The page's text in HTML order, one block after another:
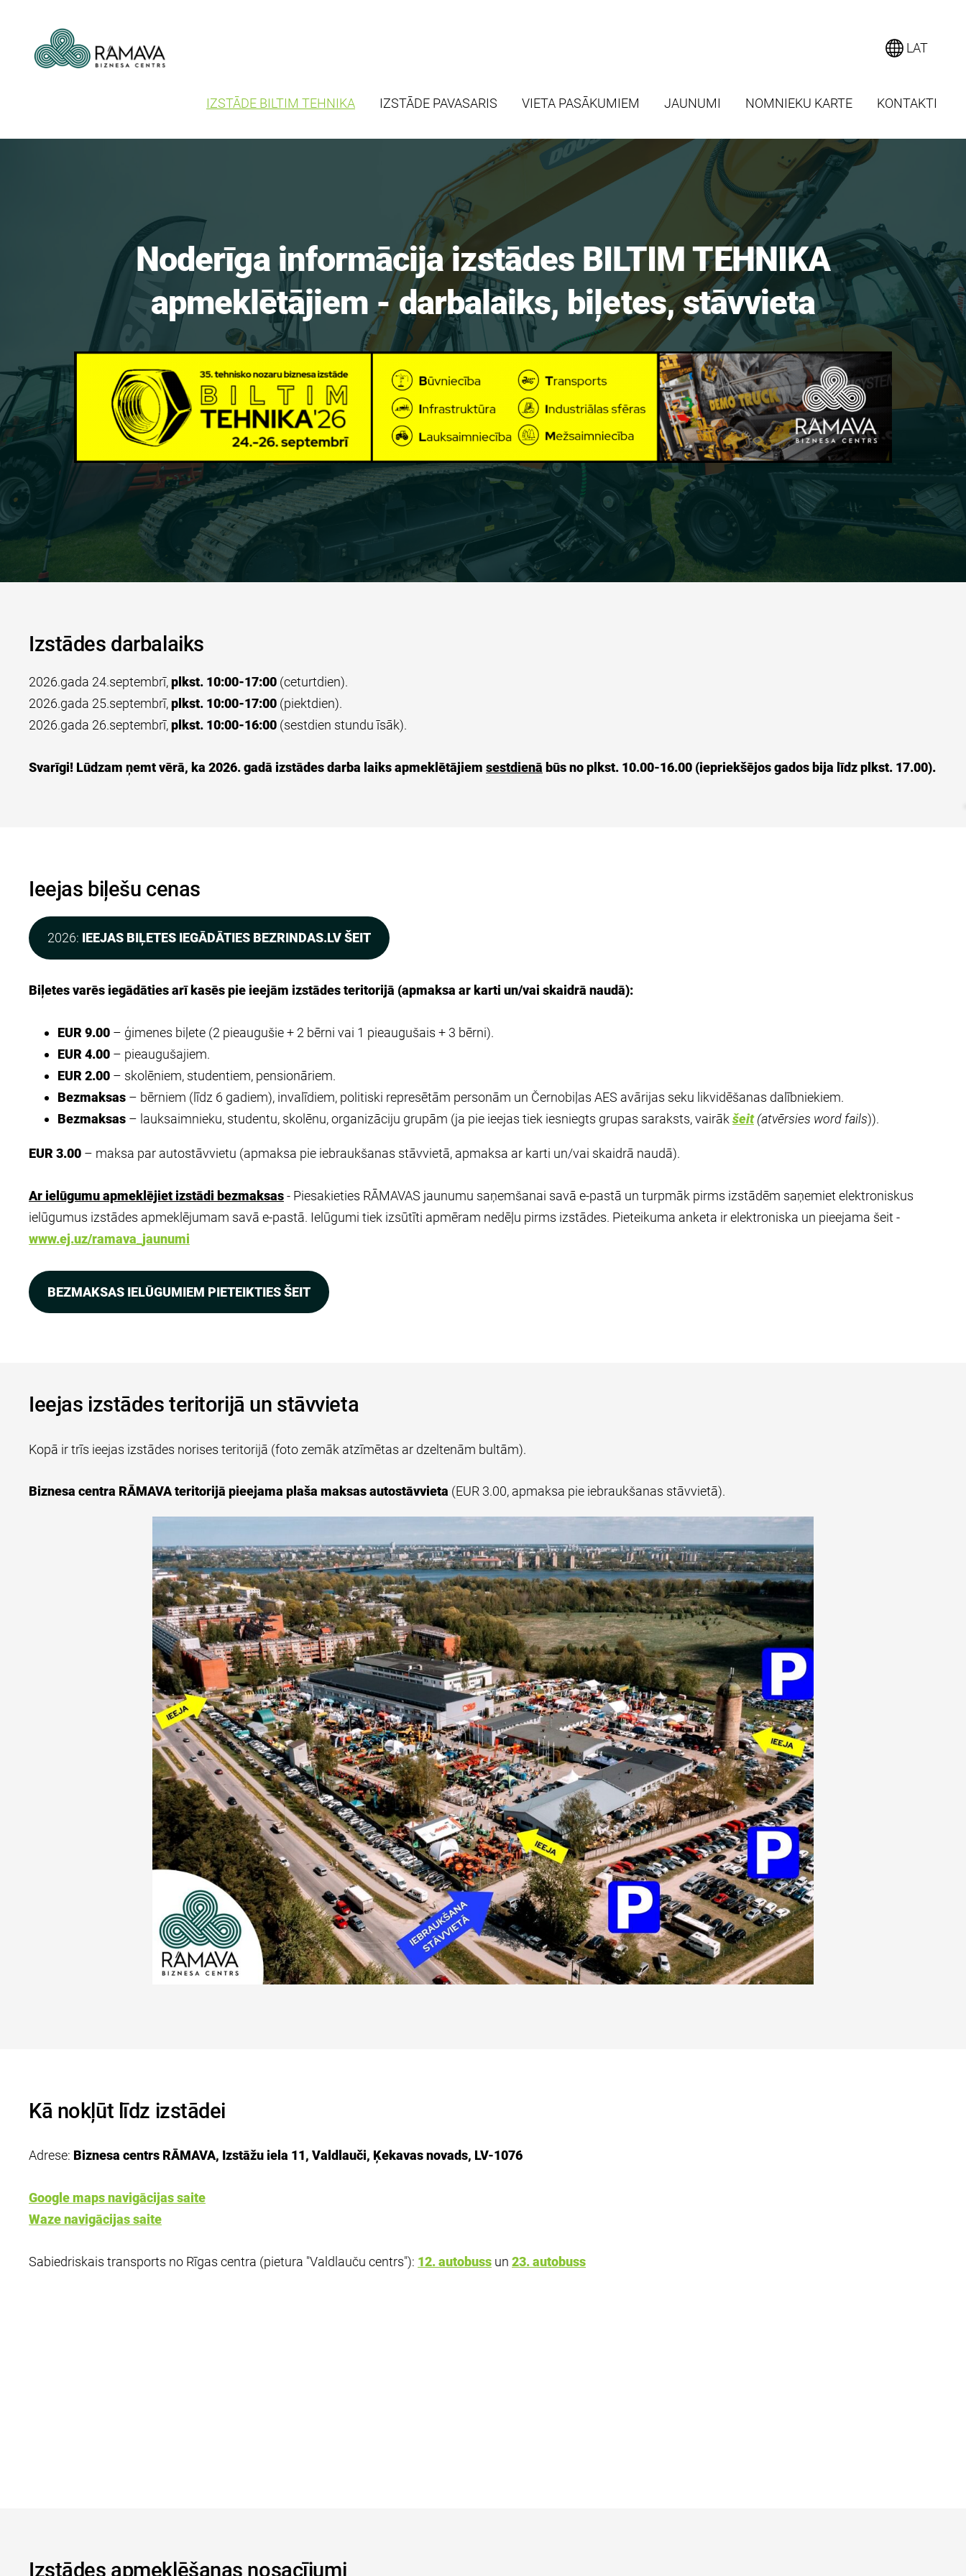
IZSTĀDE BILTIM TEHNIKA IZSTĀDE PAVASARIS VIETA PASĀKUMIEM JAUNUMI NOMNIEKU KARTE KONTAKTI
LAT
Noderīga informācija izstādes BILTIM TEHNIKA
apmeklētājiem - darbalaiks, biļetes, stāvvieta
Izstādes darbalaiks
2026.gada 24.septembrī,plkst. 10:00-17:00 (ceturtdien).
2026.gada 25.septembrī,plkst. 10:00-17:00 (piektdien).
2026.gada 26.septembrī,plkst. 10:00-16:00 (sestdien stundu īsāk).
Svarīgi! Lūdzam ņemt vērā, ka 2026. gadā izstādes darba laiks apmeklētājiem sestdienā būs no plkst. 10.00-16.00 (iepriekšējos gados bija līdz plkst. 17.00).
Ieejas biļešu cenas
2026: IEEJAS BIĻETES IEGĀDĀTIES BEZRINDAS.LV ŠEIT
Biļetes varēs iegādāties arī kasēs pie ieejām izstādes teritorijā (apmaksa ar karti un/vai skaidrā naudā):
EUR 9.00 – ģimenes biļete (2 pieaugušie + 2 bērni vai 1 pieaugušais + 3 bērni).
EUR 4.00 – pieaugušajiem.
EUR 2.00 – skolēniem, studentiem, pensionāriem.
Bezmaksas – bērniem (līdz 6 gadiem), invalīdiem, politiski represētām personām un Černobiļas AES avārijas seku likvidēšanas dalībniekiem.
Bezmaksas – lauksaimnieku, studentu, skolēnu, organizāciju grupām (ja pie ieejas tiek iesniegts grupas saraksts, vairāk šeit(atvērsies word fails)).
EUR 3.00 – maksa par autostāvvietu (apmaksa pie iebraukšanas stāvvietā, apmaksa ar karti un/vai skaidrā naudā).
Ar ielūgumu apmeklējiet izstādi bezmaksas- Piesakieties RĀMAVAS jaunumu saņemšanai savā e-pastā un turpmāk pirms izstādēm saņemiet elektroniskus
ielūgumus izstādes apmeklējumam savā e-pastā. Ielūgumi tiek izsūtīti apmēram nedēļu pirms izstādes. Pieteikuma anketa ir elektroniska un pieejama šeit -
www.ej.uz/ramava_jaunumi
BEZMAKSAS IELŪGUMIEM PIETEIKTIES ŠEIT
Ieejas izstādes teritorijā un stāvvieta
Kopā ir trīs ieejas izstādes norises teritorijā (foto zemāk atzīmētas ar dzeltenām bultām).
Biznesa centra RĀMAVA teritorijā pieejama plaša maksas autostāvvieta (EUR 3.00, apmaksa pie iebraukšanas stāvvietā).
Kā nokļūt līdz izstādei
Adrese: Biznesa centrs RĀMAVA, Izstāžu iela 11, Valdlauči, Ķekavas novads, LV-1076
Google maps navigācijas saite
Waze navigācijas saite
Sabiedriskais transports no Rīgas centra (pietura "Valdlauču centrs"): 12. autobuss un 23. autobuss
Izstādes apmeklēšanas nosacījumi